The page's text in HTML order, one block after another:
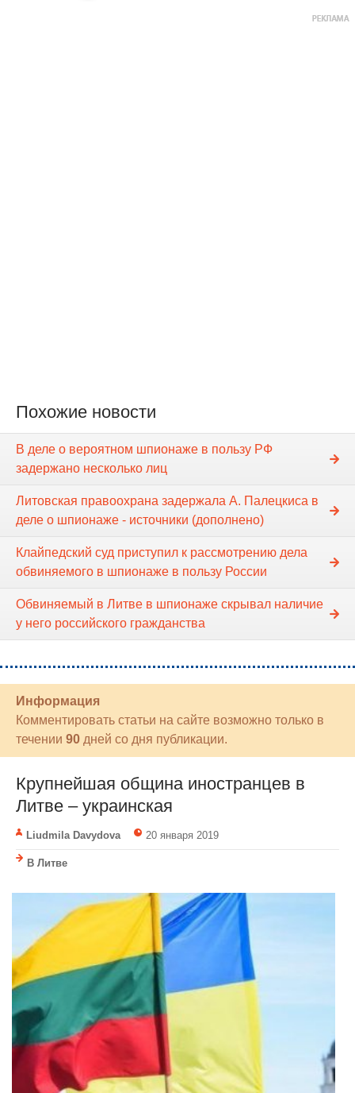
Похожие новости
В деле о вероятном шпионаже в пользу РФ
задержано несколько лиц
Литовская правоохрана задержала А. Палецкиса в
деле о шпионаже - источники (дополнено)
Клайпедский суд приступил к рассмотрению дела
обвиняемого в шпионаже в пользу России
Обвиняемый в Литве в шпионаже скрывал наличие
у него российского гражданства
Информация
Комментировать статьи на сайте возможно только в
течении 90 дней со дня публикации.
Крупнейшая община иностранцев в
Литве – украинская
Liudmila Davydova 20 января 2019
В Литве